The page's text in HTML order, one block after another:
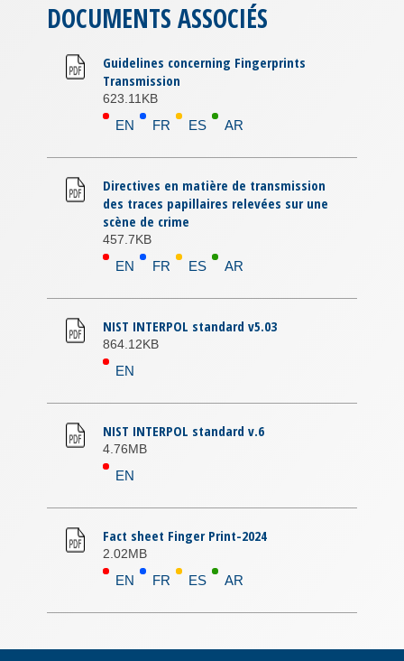
DOCUMENTS ASSOCIÉS
Guidelines concerning Fingerprints
Transmission
623.11KB
EN FR ES AR
Directives en matière de transmission
des traces papillaires relevées sur une
scène de crime
457.7KB
EN FR ES AR
NIST INTERPOL standard v5.03
864.12KB
EN
NIST INTERPOL standard v.6
4.76MB
EN
Fact sheet Finger Print-2024
2.02MB
EN FR ES AR